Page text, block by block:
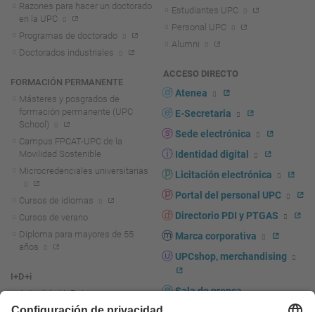
Razones para hacer un doctorado
en la UPC
Programas de doctorado
Doctorados industriales
FORMACIÓN PERMANENTE
Másteres y posgrados de
formación permanente (UPC
School)
Campus FPCAT-UPC de la
Movilidad Sostenible
Microcredenciales universitarias
Cursos de idiomas
Cursos de verano
Diploma para mayores de 55
años
I+D+i
Actualidad I+D+I
Estudiantes UPC
Personal UPC
Alumni
ACCESO DIRECTO
Atenea
E-Secretaria
Sede electrónica
Identidad digital
Licitación electrónica
Portal del personal UPC
Directorio PDI y PTGAS
Marca corporativa
UPCshop, merchandising
Sala de prensa